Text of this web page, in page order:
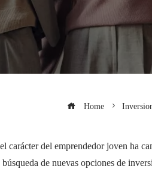
Home
carácter del emprendedor joven ha
de nuevas opciones de